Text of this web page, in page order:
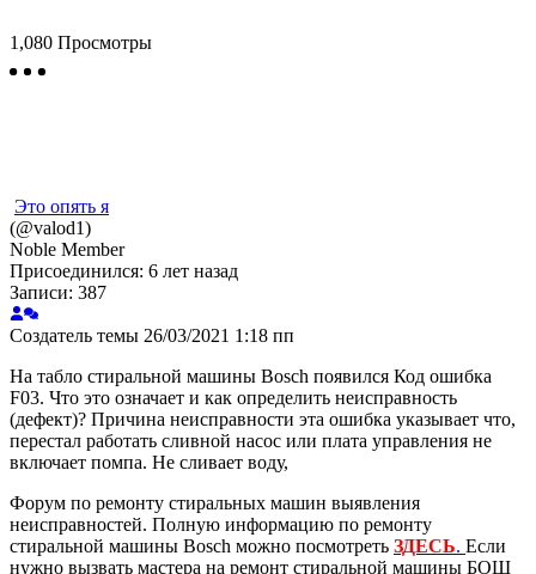
1,080 Просмотры
Это опять я
(@valod1)
Noble Member
Присоединился: 6 лет назад
Записи: 387
Создатель темы 26/03/2021 1:18 пп
На табло стиральной машины Bosch появился Код ошибка
F03. Что это означает и как определить неисправность
(дефект)? Причина неисправности эта ошибка указывает что,
перестал работать сливной насос или плата управления не
включает помпа. Не сливает воду,
Форум по ремонту стиральных машин выявления
неисправностей. Полную информацию по ремонту
стиральной машины Bosch можно посмотреть ЗДЕСЬ. Если
нужно вызвать мастера на ремонт стиральной машины БОШ